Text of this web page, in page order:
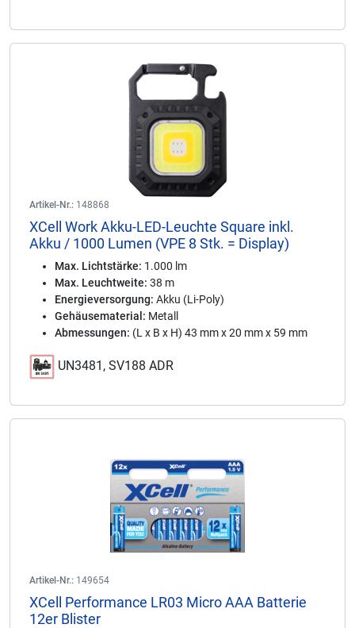
Artikel-Nr.: 148868
XCell Work Akku-LED-Leuchte Square inkl.
Akku / 1000 Lumen (VPE 8 Stk. = Display)
Max. Lichtstärke: 1.000 lm
Max. Leuchtweite: 38 m
Energieversorgung: Akku (Li-Poly)
Gehäusematerial: Metall
Abmessungen: (L x B x H) 43 mm x 20 mm x 59 mm
UN3481, SV188 ADR
Artikel-Nr.: 149654
XCell Performance LR03 Micro AAA Batterie
12er Blister